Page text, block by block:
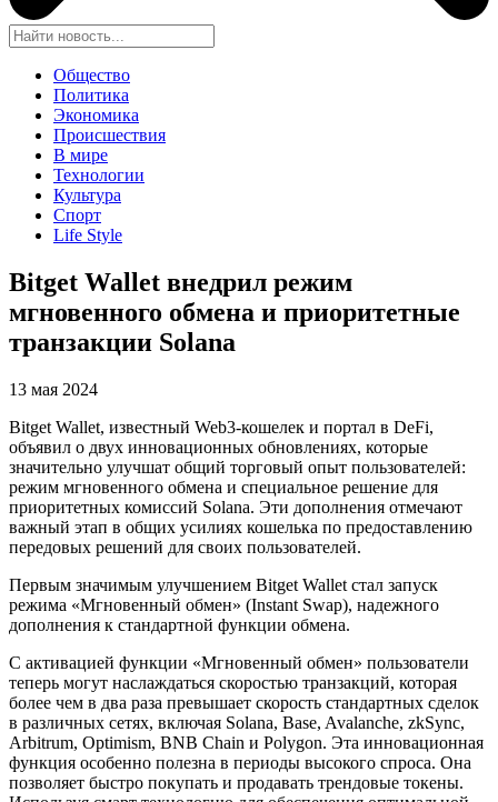
Общество
Политика
Экономика
Происшествия
В мире
Технологии
Культура
Спорт
Life Style
Bitget Wallet внедрил режим
мгновенного обмена и приоритетные
транзакции Solana
13 мая 2024
Bitget Wallet, известный Web3-кошелек и портал в DeFi,
объявил о двух инновационных обновлениях, которые
значительно улучшат общий торговый опыт пользователей:
режим мгновенного обмена и специальное решение для
приоритетных комиссий Solana. Эти дополнения отмечают
важный этап в общих усилиях кошелька по предоставлению
передовых решений для своих пользователей.
Первым значимым улучшением Bitget Wallet стал запуск
режима «Мгновенный обмен» (Instant Swap), надежного
дополнения к стандартной функции обмена.
С активацией функции «Мгновенный обмен» пользователи
теперь могут наслаждаться скоростью транзакций, которая
более чем в два раза превышает скорость стандартных сделок
в различных сетях, включая Solana, Base, Avalanche, zkSync,
Arbitrum, Optimism, BNB Chain и Polygon. Эта инновационная
функция особенно полезна в периоды высокого спроса. Она
позволяет быстро покупать и продавать трендовые токены.